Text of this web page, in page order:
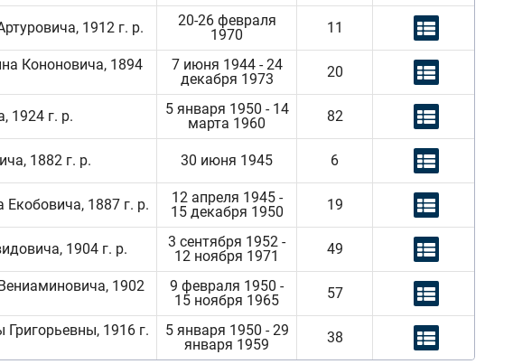
1912 г. р.
20-26 февраля
1970
11
Кононовича, 1894
7 июня 1944 - 24
декабря 1973
20
1924 г. р.
5 января 1950 - 14
марта 1960
82
1882 г. р. 30 июня 1945 6
Екобовича, 1887 г. р.
12 апреля 1945 -
15 декабря 1950
19
1904 г. р.
3 сентября 1952 -
12 ноября 1971
49
1902
9 февраля 1950 -
15 ноября 1965
57
1916 г.
5 января 1950 - 29
января 1959
38